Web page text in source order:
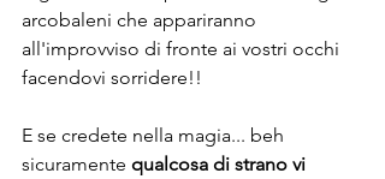
arcobaleni che appariranno
all'improvviso di fronte ai vostri occhi
facendovi sorridere!!
E se credete nella magia... beh
sicuramente qualcosa di strano vi